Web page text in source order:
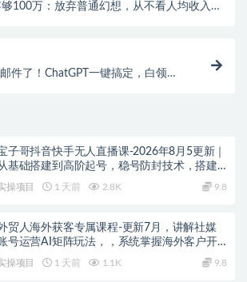
100万：放弃普通幻想，从不看人均收入开
件了！ChatGPT一键搞定，白领学
子哥抖音快手无人直播课-2026年8月5更新｜
基础搭建到高阶起号，稳号防封技术，搭建
自动化直播变现体系
操项目 1 天前 2.8K 9.8
贸人海外获客专属课程-更新7月，讲解社媒
号运营AI矩阵玩法，，系统掌握海外客户开
发全流程实战方法
操项目 1 天前 1.1K 9.8